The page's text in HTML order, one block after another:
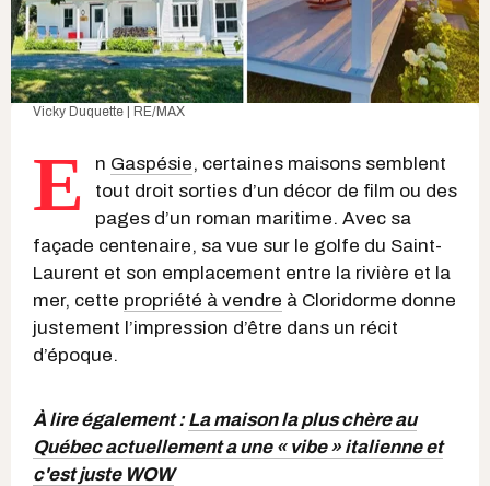
Vicky Duquette | RE/MAX
E n Gaspésie, certaines maisons semblent
tout droit sorties d’un décor de film ou des
pages d’un roman maritime. Avec sa
façade centenaire, sa vue sur le golfe du Saint-
Laurent et son emplacement entre la rivière et la
mer, cette propriété à vendre à Cloridorme donne
justement l’impression d’être dans un récit
d’époque.
À lire également :La maison la plus chère au
Québec actuellement a une « vibe » italienne et
c'est juste WOW